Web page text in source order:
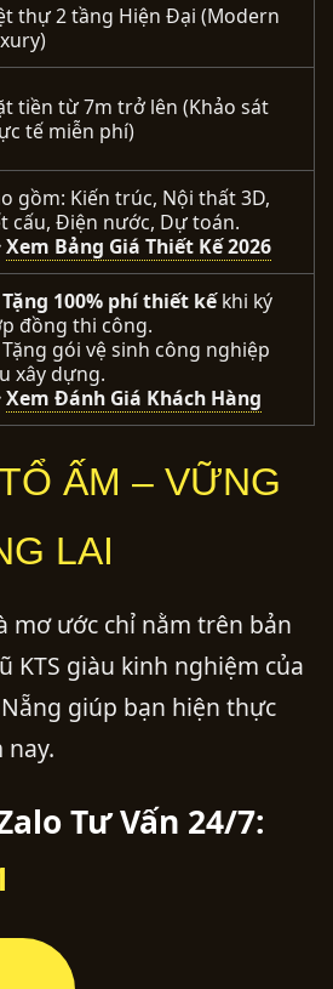
thự 2 tầng Hiện Đại (Modern
tiền từ 7m trở lên (Khảo sát
tế miễn phí)
gồm: Kiến trúc, Nội thất 3D,
cấu, Điện nước, Dự toán.
Xem Bảng Giá Thiết Kế 2026
Tặng 100% phí thiết kếkhi ký
đồng thi công.
Tặng gói vệ sinh công nghiệp
xây dựng.
Xem Đánh Giá Khách Hàng
ẤM – VỮNG
LAI
mơ ước chỉ nằm trên bản
KTS giàu kinh nghiệm của
giúp bạn hiện thực
nay.
Tư Vấn 24/7: